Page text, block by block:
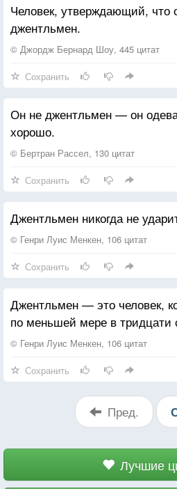
Человек, утверждающий,
джентльмен.
© Джордж Бернард Шоу, 445 цитат
Сохранить
Он не джентльмен — он
хорошо.
© Бертран Рассел, 130 цитат
Сохранить
Джентльмен никогда не
© Генри Луис Менкен, 106 цитат
Сохранить
Джентльмен — это человек,
по меньшей мере в тридцати
© Генри Луис Менкен, 106 цитат
Сохранить
Пред.
Лучшие